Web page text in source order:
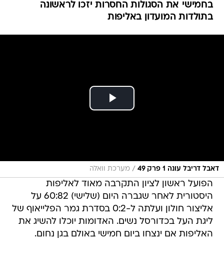
בחמישי את הסגולות החסרות יזכו לראשונה
בתולדות המועדון באליפות
דאבל דריבל עונה 1 פרק 49 / מערכת וואלה
הפועל ראשון לציון התקרבה מאוד לאליפות
היסטורית לאחר שגברה היום (שלישי) 60:82 על
אליצור חולון ועלתה ל-0:2 בסדרת גמר הפלייאוף של
ליגת העל בכדורסל נשים. האדומות יוכלו להשיג את
האליפות אם ינצחו ביום חמישי באולם בגן נחום.